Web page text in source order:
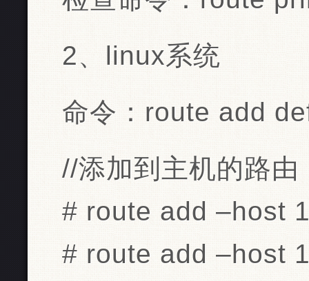
2、linux系统
命令：route add
//添加到主机的路由
# route add –host
# route add –host